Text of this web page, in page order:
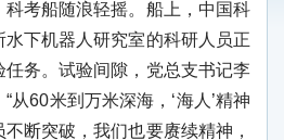
科考船随浪轻摇。船上，中国科
下机器人研究室的科研人员正
务。试验间隙，党总支书记李
从60米到万米深海，‘海人’精神
断突破，我们也要赓续精神，